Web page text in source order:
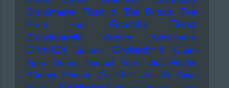
Grandmaster Flash & The Furious Five
Grant Hart
Grateful Dead
Grenzkontrolle Grether Schwestern
Grim104 Grimes Grobschnitt
Guano
Apes
Gunter Hampel Guru
Guy Ritchie
Günther Fischer
Günther Jauch
Gwen